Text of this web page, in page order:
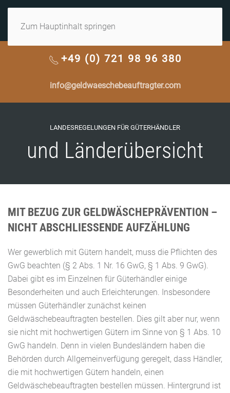
Zum Hauptinhalt springen
+49 (0) 721 98 96 380
info@geldwaeschebeauftragter.com
LANDESREGELUNGEN FÜR GÜTERHÄNDLER
und Länderübersicht
MIT BEZUG ZUR GELDWÄSCHEPRÄVENTION –
NICHT ABSCHLIESSENDE AUFZÄHLUNG
Wer gewerblich mit Gütern handelt, muss die Pflichten des
GwG beachten (§ 2 Abs. 1 Nr. 16 GwG, § 1 Abs. 9 GwG).
Dabei gibt es im Einzelnen für Güterhändler einige
Besonderheiten und auch Erleichterungen. Insbesondere
müssen Güterhändler zunächst keinen
Geldwäschebeauftragten bestellen. Dies gilt aber nur, wenn
sie nicht mit hochwertigen Gütern im Sinne von § 1 Abs. 10
GwG handeln. Denn in vielen Bundesländern haben die
Behörden durch Allgemeinverfügung geregelt, dass Händler,
die mit hochwertigen Gütern handeln, einen
Geldwäschebeauftragten bestellen müssen. Hintergrund ist